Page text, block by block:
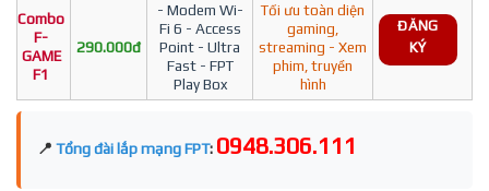
Combo
F-
GAME
F1
290.000đ
- Modem Wi-
Fi 6 - Access
Point - Ultra
Fast - FPT
Play Box
Tối ưu toàn diện
gaming,
streaming - Xem
phim, truyền
hình
ĐĂNG
KÝ
📍 Tổng đài lắp mạng FPT: 0948.306.111